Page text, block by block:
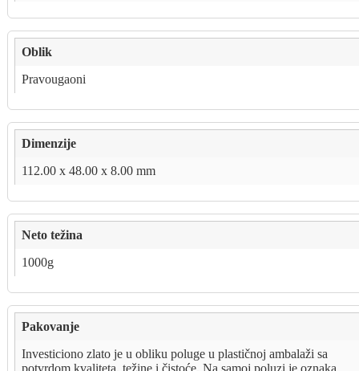
Oblik
Pravougaoni
Dimenzije
112.00 x 48.00 x 8.00 mm
Neto težina
1000g
Pakovanje
Investiciono zlato je u obliku poluge u plastičnoj ambalaži sa
potvrdom kvaliteta, težine i čistoće. Na samoj poluzi je oznaka